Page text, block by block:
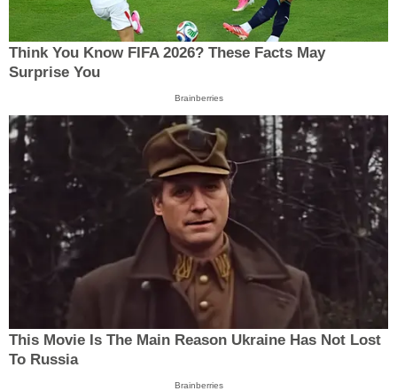
Think You Know FIFA 2026? These Facts May
Surprise You
Brainberries
This Movie Is The Main Reason Ukraine Has Not Lost
To Russia
Brainberries